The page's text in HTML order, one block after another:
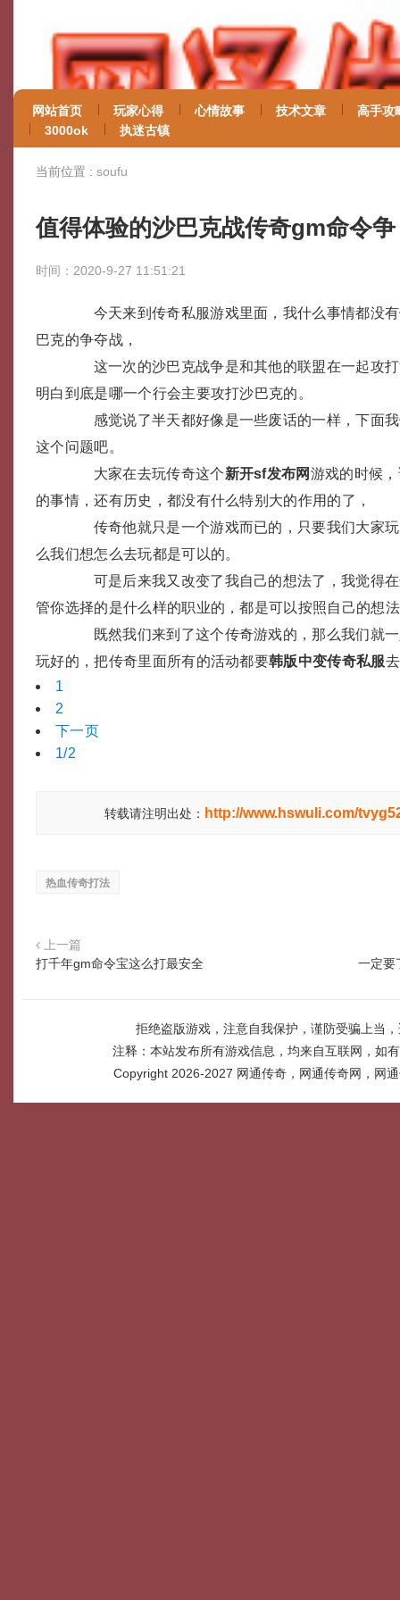
网站首页 玩家心得 心情故事 技术文章
高手攻
3000ok
执迷古镇
当前位置 : soufu
值得体验的沙巴克战传奇gm命令争
时间：2020-9-27 11:51:21
今天来到传奇私服游戏里面，我什么事情都没有
巴克的争夺战，
这一次的沙巴克战争是和其他的联盟在一起攻打
明白到底是哪一个行会主要攻打沙巴克的。
感觉说了半天都好像是一些废话的一样，下面我
这个问题吧。
大家在去玩传奇这个新开sf发布网 游戏的时候
的事情，还有历史，都没有什么特别大的作用的了，
传奇他就只是一个游戏而已的，只要我们大家玩
么我们想怎么去玩都是可以的。
可是后来我又改变了我自己的想法了，我觉得在
管你选择的是什么样的职业的，都是可以按照自己的想
既然我们来到了这个传奇游戏的，那么我们就一
玩好的，把传奇里面所有的活动都要韩版中变传奇私服
1
2
下一页
1/2
转载请注明出处： http://www.hswuli.com/
热血传奇打法
上一篇
打千年gm命令宝这么打最安全
一定要
拒绝盗版游戏，注意自我保护，谨防受骗上当
注释：本站发布所有游戏信息，均来自互联网，如
Copyright 2026-2027 网通传奇，网通传奇网，网